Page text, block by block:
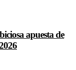
apuesta de